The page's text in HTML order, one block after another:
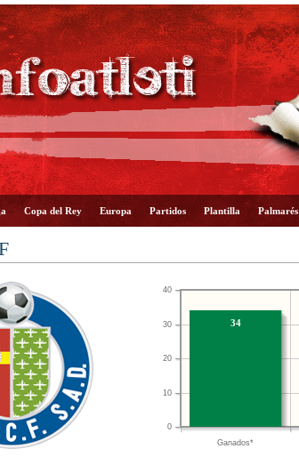
Copa del Rey Europa Partidos Plantilla Palmarés
Ganados*
0
10
20
30
40
34